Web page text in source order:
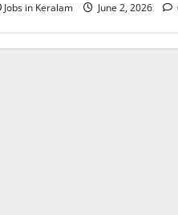
Jobs in Keralam June 2, 2026